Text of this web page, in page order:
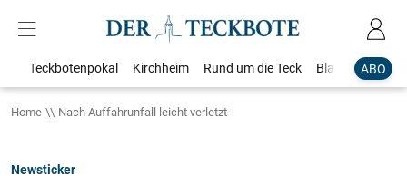
ABO
Teckbotenpokal Kirchheim Rund um die Teck Blaulicht
Home Nach Auffahrunfall leicht verletzt
Newsticker